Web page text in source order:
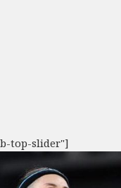
top-slider"]